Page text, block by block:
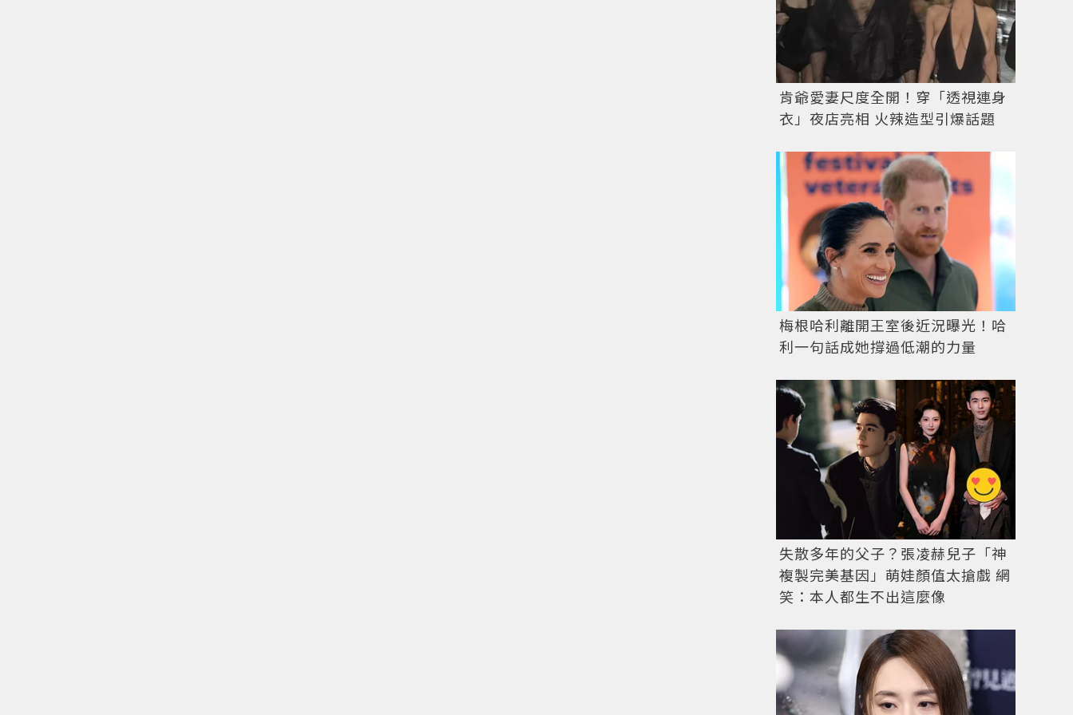
肯爺愛妻尺度全開！穿「透視連身
衣」夜店亮相 火辣造型引爆話題
梅根哈利離開王室後近況曝光！哈
利一句話成她撐過低潮的力量
失散多年的父子？張凌赫兒子「神
複製完美基因」萌娃顏值太搶戲 網
笑：本人都生不出這麼像